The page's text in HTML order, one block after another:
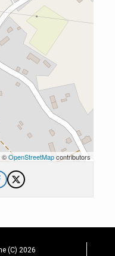
©OpenStreetMapcontributors
(C) 2026